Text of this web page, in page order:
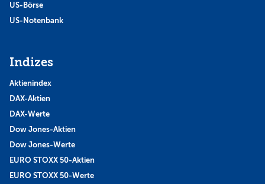
US-Börse
US-Notenbank
Indizes
Aktienindex
DAX-Aktien
DAX-Werte
Dow Jones-Aktien
Dow Jones-Werte
EURO STOXX 50-Aktien
EURO STOXX 50-Werte